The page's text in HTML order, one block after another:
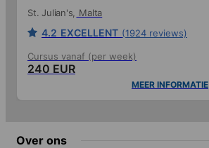
St. Julian's Malta
4.2 EXCELLENT (1924 reviews)
Cursus vanaf (per week)
240 EUR
MEER INFORMATIE
Over ons